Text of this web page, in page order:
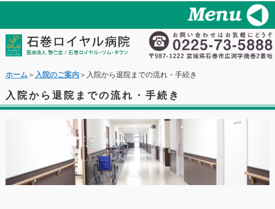
ホーム＞ 入院のご案内＞入院から退院までの流れ・手続き
入院から退院までの流れ・手続き